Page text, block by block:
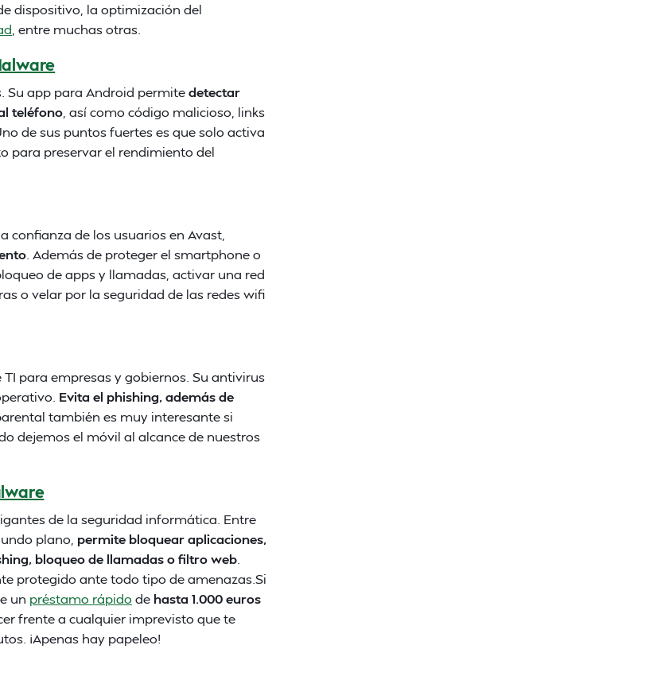
dispositivo, la optimización del
, entre muchas otras.
Su app para Android permitedetectar
teléfono , así como código malicioso, links
de sus puntos fuertes es que solo activa
para preservar el rendimiento del
confianza de los usuarios en Avast,
. Además de proteger el smartphone o
de apps y llamadas, activar una red
o velar por la seguridad de las redes wifi
para empresas y gobiernos. Su antivirus
Evita el phishing, además de
también es muy interesante si
dejemos el móvil al alcance de nuestros
de la seguridad informática. Entre
plano, permite bloquear aplicaciones,
bloqueo de llamadas o filtro web
protegido ante todo tipo de amenazas.Si
un préstamo rápido de hasta 1.000 euros
frente a cualquier imprevisto que te
¡Apenas hay papeleo!